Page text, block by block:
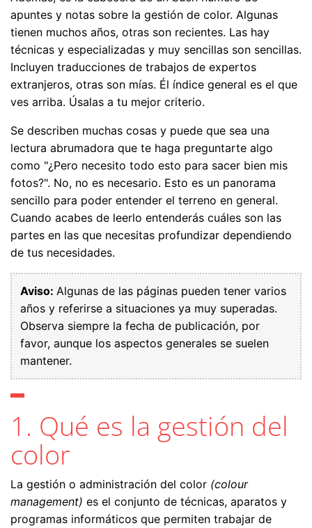
apuntes y notas sobre la gestión de color. Algunas
tienen muchos años, otras son recientes. Las hay
técnicas y especializadas y muy sencillas son sencillas.
Incluyen traducciones de trabajos de expertos
extranjeros, otras son mías. Él índice general es el que
ves arriba. Úsalas a tu mejor criterio.
Se describen muchas cosas y puede que sea una
lectura abrumadora que te haga preguntarte algo
como "¿Pero necesito todo esto para sacer bien mis
fotos?". No, no es necesario. Esto es un panorama
sencillo para poder entender el terreno en general.
Cuando acabes de leerlo entenderás cuáles son las
partes en las que necesitas profundizar dependiendo
de tus necesidades.
Aviso: Algunas de las páginas pueden tener varios
años y referirse a situaciones ya muy superadas.
Observa siempre la fecha de publicación, por
favor, aunque los aspectos generales se suelen
mantener.
1. Qué es la gestión del
color
La gestión o administración del color (colour
management) es el conjunto de técnicas, aparatos y
programas informáticos que permiten trabajar de